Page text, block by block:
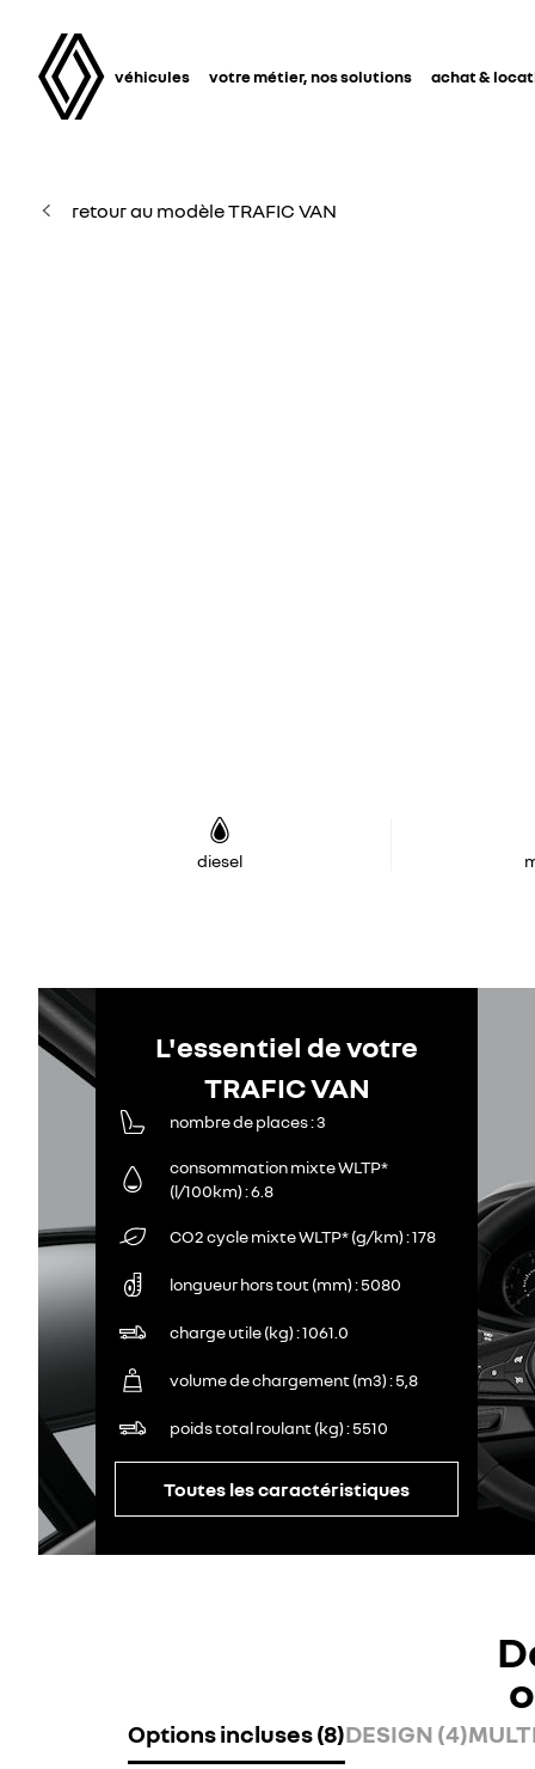
véhicules votre métier, nos solutions achat &
retour au modèle TRAFIC VAN
diesel
L'essentiel de votre
TRAFIC VAN
nombre de places 3
consommation mixte WLTP*
(l/100km) 6.8
CO2 cycle mixte WLTP* (g/km) 178
longueur hors tout (mm) 5080
charge utile (kg) 1061.0
volume de chargement (m3) 5,8
poids total roulant (kg) 5510
Toutes les caractéristiques
Options incluses (8)DESIGN (4)